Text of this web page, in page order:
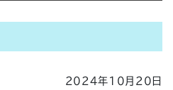
2024年10月20日